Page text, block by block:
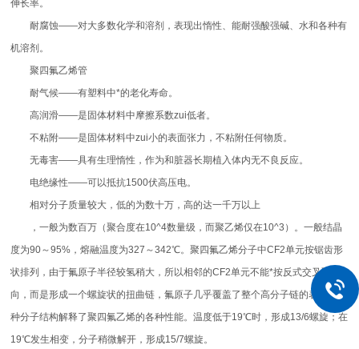
伸长率。
耐腐蚀——对大多数化学和溶剂，表现出惰性、能耐强酸强碱、水和各种有
机溶剂。
聚四氟乙烯管
耐气候——有塑料中*的老化寿命。
高润滑——是固体材料中摩擦系数zui低者。
不粘附——是固体材料中zui小的表面张力，不粘附任何物质。
无毒害——具有生理惰性，作为和脏器长期植入体内无不良反应。
电绝缘性——可以抵抗1500伏高压电。
相对分子质量较大，低的为数十万，高的达一千万以上
，一般为数百万（聚合度在10^4数量级，而聚乙烯仅在10^3）。一般结晶
度为90～95%，熔融温度为327～342℃。聚四氟乙烯分子中CF2单元按锯齿形
状排列，由于氟原子半径较氢稍大，所以相邻的CF2单元不能*按反式交叉取
向，而是形成一个螺旋状的扭曲链，氟原子几乎覆盖了整个高分子链的表面。这
种分子结构解释了聚四氟乙烯的各种性能。温度低于19℃时，形成13/6螺旋；在
19℃发生相变，分子稍微解开，形成15/7螺旋。